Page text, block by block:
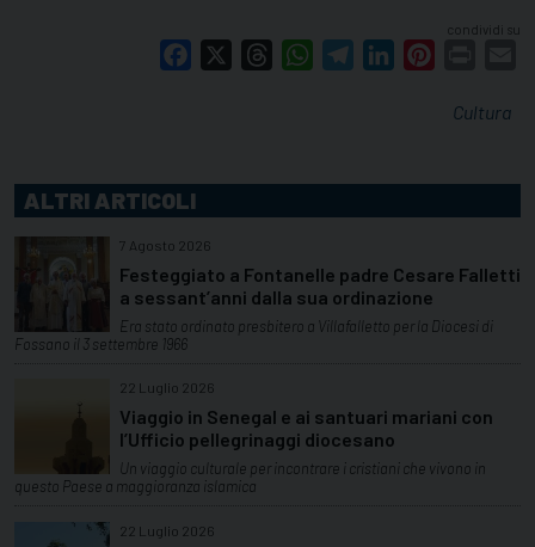
condividi su
Facebook ThreadsWhatsAppTelegramLinkedIn
Cultura
ALTRI ARTICOLI
7 Agosto 2026
Festeggiato a Fontanelle padre Cesare Falletti
a sessant’anni dalla sua ordinazione
Era stato ordinato presbitero a Villafalletto per la Diocesi di
Fossano il 3 settembre 1966
22 Luglio 2026
Viaggio in Senegal e ai santuari mariani con
l’Ufficio pellegrinaggi diocesano
Un viaggio culturale per incontrare i cristiani che vivono in
questo Paese a maggioranza islamica
22 Luglio 2026